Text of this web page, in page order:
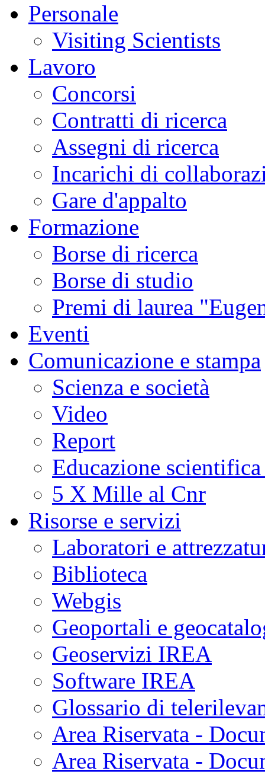
Personale
Visiting Scientists
Lavoro
Concorsi
Contratti di ricerca
Assegni di ricerca
Incarichi di
Gare d'appalto
Formazione
Borse di ricerca
Borse di studio
Premi di laurea
Eventi
Comunicazione e stampa
Scienza e società
Video
Report
Educazione
5 X Mille al Cnr
Risorse e servizi
Laboratori e
Biblioteca
Webgis
Geoportali e
Geoservizi IREA
Software IREA
Glossario di
Area Riservata -
Area Riservata -